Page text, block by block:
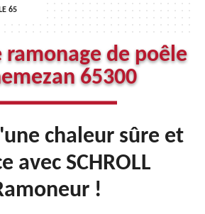
65
ramonage de poêle
65300
chaleur sûre et
avec SCHROLL
!